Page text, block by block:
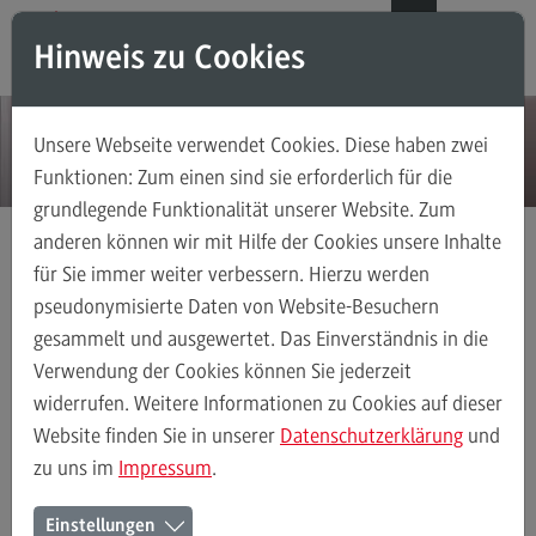
Direkt zum Inhalt
Direkt zum Hauptmenu
Direkt zum Footer
Modul-O-Mat
Masterstudiengänge
Accounting, Controlling, Taxation
Accounting, Controlling, Taxation
Modulangebot
Berufsperspektiven
Kontakt
Advanced Practice in Healthcare
Advanced Practice in Healthcare
Rahmenbedingungen
Aktuelles Detail
Hinweis zu Cookies
Unsere Webseite verwendet Cookies. Diese haben zwei
Funktionen: Zum einen sind sie erforderlich für die
grundlegende Funktionalität unserer Website. Zum
anderen können wir mit Hilfe der Cookies unsere Inhalte
für Sie immer weiter verbessern. Hierzu werden
pseudonymisierte Daten von Website-Besuchern
gesammelt und ausgewertet. Das Einverständnis in die
Verwendung der Cookies können Sie jederzeit
widerrufen. Weitere Informationen zu Cookies auf dieser
Website finden Sie in unserer Datenschutzerklärung und
zu uns im Impressum.
Einstellungen